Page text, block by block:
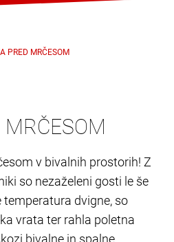
PRED MRČESOM
v bivalnih prostorih! Z
so nezaželeni gosti le še
temperatura dvigne, so
vrata ter rahla poletna
bivalne in spalne